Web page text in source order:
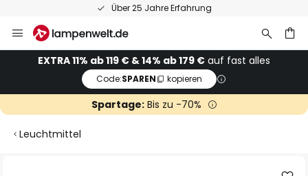
Über 25 Jahre Erfahrung
Inhalt
springenEXTRA 11% ab 119 € & 14% ab 179 € auf fast alles
Code:SPAREN kopieren
Spartage:Bis zu -70%
Leuchtmittel